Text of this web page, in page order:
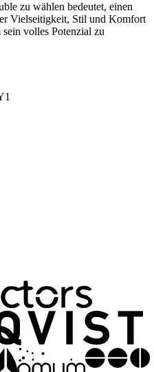
zu wählen bedeutet, einen
Vielseitigkeit, Stil und Komfort
volles Potenzial zu